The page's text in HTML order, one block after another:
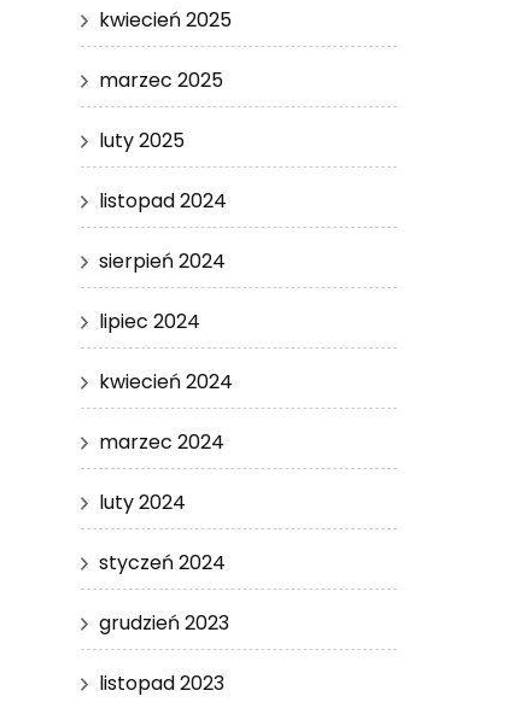
kwiecień 2025
marzec 2025
luty 2025
listopad 2024
sierpień 2024
lipiec 2024
kwiecień 2024
marzec 2024
luty 2024
styczeń 2024
grudzień 2023
listopad 2023